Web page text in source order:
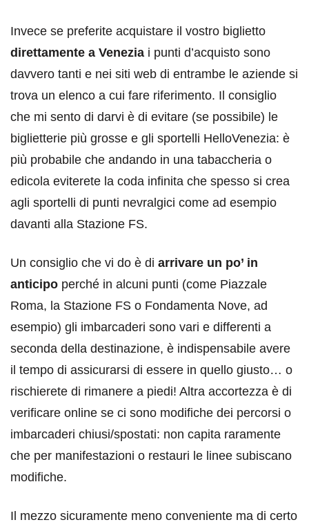
Invece se preferite acquistare il vostro biglietto
direttamente a Venezia i punti d’acquisto sono
davvero tanti e nei siti web di entrambe le aziende si
trova un elenco a cui fare riferimento. Il consiglio
che mi sento di darvi è di evitare (se possibile) le
biglietterie più grosse e gli sportelli HelloVenezia: è
più probabile che andando in una tabaccheria o
edicola eviterete la coda infinita che spesso si crea
agli sportelli di punti nevralgici come ad esempio
davanti alla Stazione FS.
Un consiglio che vi do è di arrivare un po’ in
anticipo perché in alcuni punti (come Piazzale
Roma, la Stazione FS o Fondamenta Nove, ad
esempio) gli imbarcaderi sono vari e differenti a
seconda della destinazione, è indispensabile avere
il tempo di assicurarsi di essere in quello giusto… o
rischierete di rimanere a piedi! Altra accortezza è di
verificare online se ci sono modifiche dei percorsi o
imbarcaderi chiusi/spostati: non capita raramente
che per manifestazioni o restauri le linee subiscano
modifiche.
Il mezzo sicuramente meno conveniente ma di certo